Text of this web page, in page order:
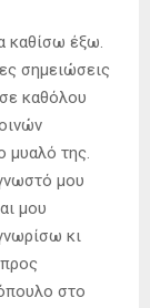
καθίσω έξω.
σημειώσεις
καθόλου
μυαλό της.
μου
μου
κι
στο